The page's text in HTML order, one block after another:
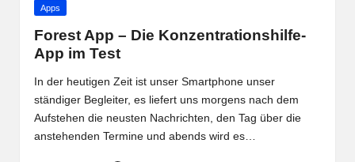
Posted
Apps
Forest App – Die Konzentrationshilfe-
App im Test
In der heutigen Zeit ist unser Smartphone unser
ständiger Begleiter, es liefert uns morgens nach dem
Aufstehen die neusten Nachrichten, den Tag über die
anstehenden Termine und abends wird es…